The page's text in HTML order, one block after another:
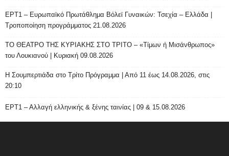
ΕΡΤ1 – Ευρωπαϊκό Πρωτάθλημα Βόλεϊ Γυναικών: Τσεχία – Ελλάδα |
Τροποποίηση προγράμματος 21.08.2026
ΤΟ ΘΕΑΤΡΟ ΤΗΣ ΚΥΡΙΑΚΗΣ ΣΤΟ ΤΡΙΤΟ – «Τίμων ή Μισάνθρωπος»
του Λουκιανού | Κυριακή 09.08.2026
H Σουμπερτιάδα στο Τρίτο Πρόγραμμα | Από 11 έως 14.08.2026, στις
20:10
ΕΡΤ1 – Αλλαγή ελληνικής & ξένης ταινίας | 09 & 15.08.2026